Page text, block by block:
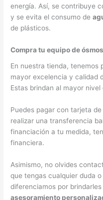
energía.Así, se contribuye
y se evita el consumo de
de plásticos.
Compra tu equipo de
En nuestra tienda, tenemos
mayor excelencia y calidad
Estas brindan al mayor
Puedes pagar con tarjeta
realizar una transferencia
financiación a tu medida,
financiera.
Asimismo, no olvides
que tengas cualquier duda
diferenciamos por
asesoramiento